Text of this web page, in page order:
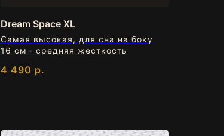
Dream Space XL
Самая высокая, для сна на боку
16 см · средняя жесткость
4 490 р.